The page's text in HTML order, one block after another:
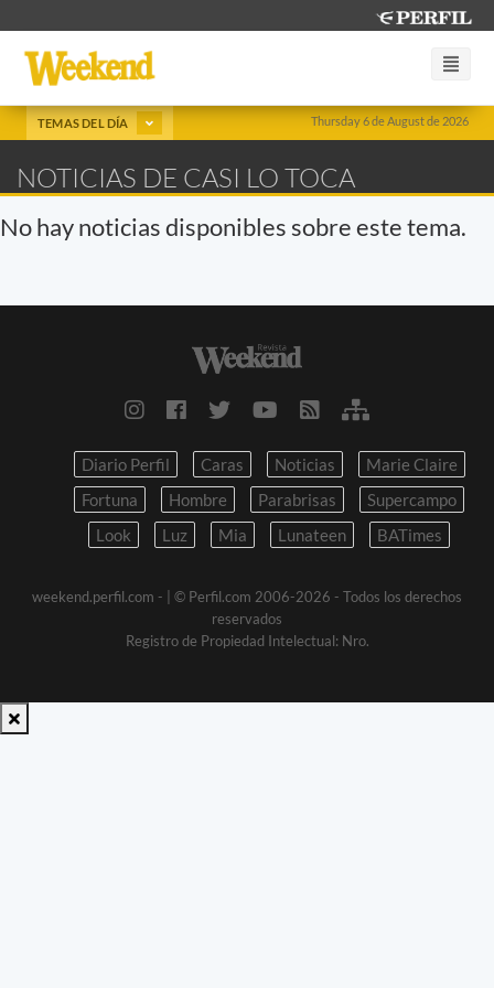
Thursday 6 de August de 2026
TEMAS DEL DÍA
NOTICIAS DE CASI LO TOCA
No hay noticias disponibles sobre este tema.
Diario Perfil Caras Noticias
Marie Claire
Fortuna
Hombre Parabrisas
Supercampo
Look
Luz Mia Lunateen BATimes
weekend.perfil.com -
| © Perfil.com 2006-2026 - Todos los derechos
reservados
Registro de Propiedad Intelectual: Nro.